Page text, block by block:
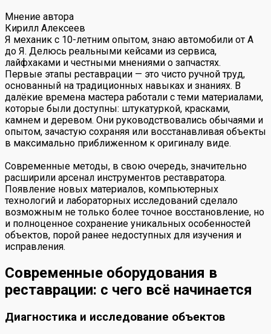
Мнение автора
Кирилл Алексеев
Я механик с 10-летним опытом, знаю автомобили от А
до Я. Делюсь реальными кейсами из сервиса,
лайфхаками и честными мнениями о запчастях.
Первые этапы реставрации — это чисто ручной труд,
основанный на традиционных навыках и знаниях. В
далёкие времена мастера работали с теми материалами,
которые были доступны: штукатуркой, красками,
камнем и деревом. Они руководствовались обычаями и
опытом, зачастую сохраняя или восстанавливая объекты
в максимально приближенном к оригиналу виде.
Современные методы, в свою очередь, значительно
расширили арсенал инструментов реставратора.
Появление новых материалов, компьютерных
технологий и лабораторных исследований сделало
возможным не только более точное восстановление, но
и полноценное сохранение уникальных особенностей
объектов, порой ранее недоступных для изучения и
исправления.
Современные оборудования в
реставрации: с чего всё начинается
Диагностика и исследование объектов